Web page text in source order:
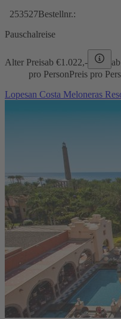
253527Bestellnr.:
Pauschalreise
Alter Preisab €1.022,-
pro PersonPreis pro
Lopesan Costa Meloneras